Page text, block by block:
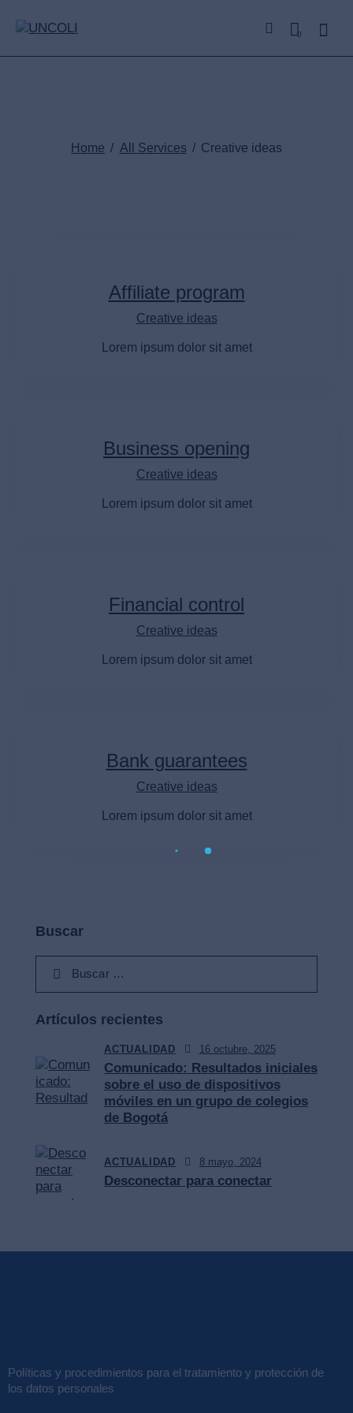
0
Home All Services Creative ideas
Affiliate program
Creative ideas
Lorem ipsum dolor sit amet
Business opening
Creative ideas
Lorem ipsum dolor sit amet
Financial control
Creative ideas
Lorem ipsum dolor sit amet
Bank guarantees
Creative ideas
Lorem ipsum dolor sit amet
Buscar
Artículos recientes
ACTUALIDAD 16 octubre, 2025
Comunicado: Resultados iniciales
sobre el uso de dispositivos
móviles en un grupo de colegios
de Bogotá
ACTUALIDAD 8 mayo, 2024
Desconectar para conectar
Políticas y procedimientos para el tratamiento y protección de
los datos personales